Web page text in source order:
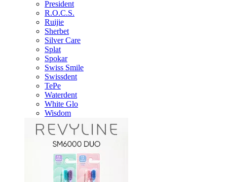
President
R.O.C.S.
Ruijie
Sherbet
Silver Care
Splat
Spokar
Swiss Smile
Swissdent
TePe
Waterdent
White Glo
Wisdom